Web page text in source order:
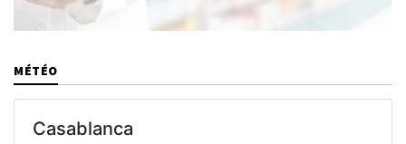
MÉTÉO
Casablanca